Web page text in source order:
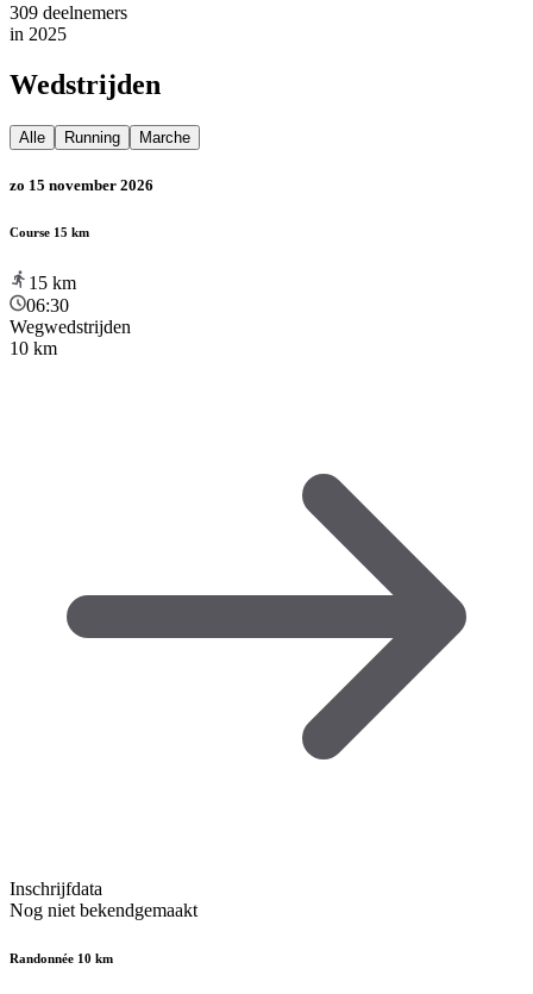
309 deelnemers
in 2025
Wedstrijden
Alle Running Marche
zo 15 november 2026
Course 15 km
15 km
06:30
Wegwedstrijden
10 km
Inschrijfdata
Nog niet bekendgemaakt
Randonnée 10 km